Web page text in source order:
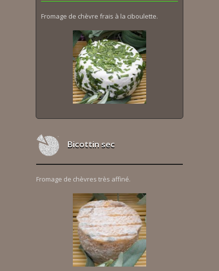
Fromage de chèvre frais à la ciboulette.
Bicottin sec
Fromage de chèvres très affiné.